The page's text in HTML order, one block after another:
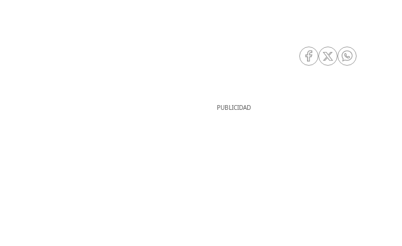
RRSS Facebook
RRSS Twitter
RRSS